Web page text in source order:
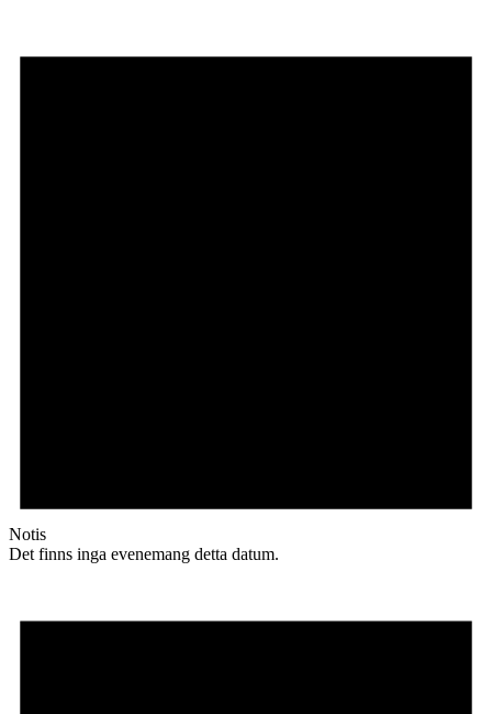
Notis
Det finns inga evenemang detta datum.